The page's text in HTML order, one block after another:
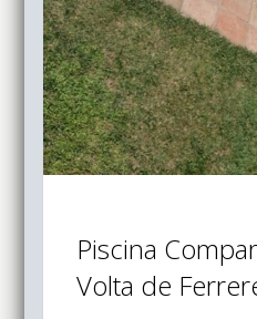
Piscina
Volta de